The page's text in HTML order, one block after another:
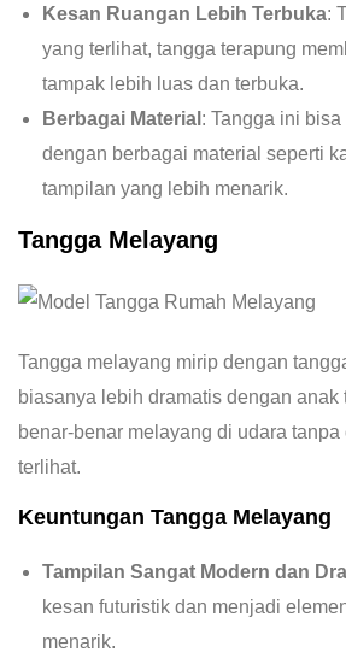
Kesan Ruangan Lebih Terbuka:
yang terlihat, tangga terapung
tampak lebih luas dan terbuka.
Berbagai Material : Tangga ini
dengan berbagai material seperti
tampilan yang lebih menarik.
Tangga Melayang
Tangga melayang mirip dengan
biasanya lebih dramatis dengan anak
benar-benar melayang di udara
terlihat.
Keuntungan Tangga Melayang
Tampilan Sangat Modern dan
kesan futuristik dan menjadi
menarik.